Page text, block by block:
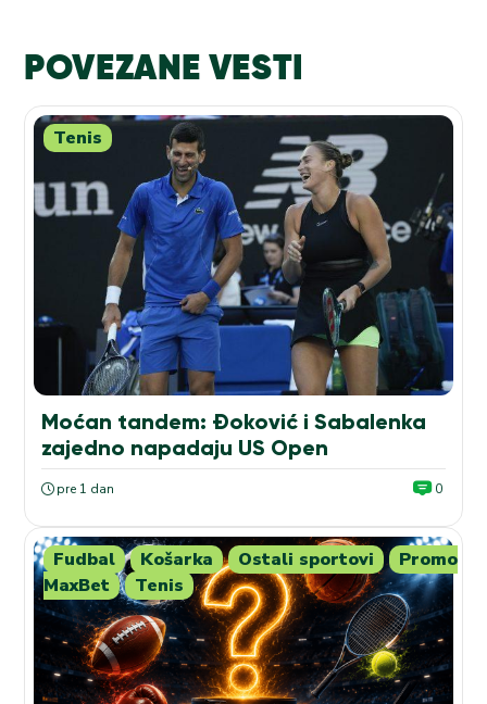
POVEZANE VESTI
Tenis
Moćan tandem: Đoković i Sabalenka
zajedno napadaju US Open
pre 1 dan 0
Fudbal Košarka Ostali sportovi
Promo
MaxBet
Tenis